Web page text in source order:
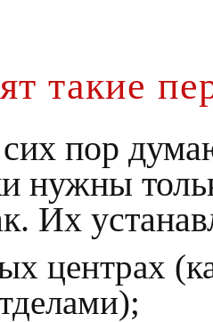
такие
пор
нужны
Их
центрах